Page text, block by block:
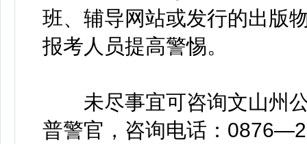
班、辅导网站或发行的出版
报考人员提高警惕。
未尽事宜可咨询文山州公
普警官，咨询电话：